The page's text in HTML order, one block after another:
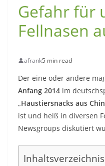
Gefahr für
Fellnasen
afrank5 min read
Der eine oder andere
Anfang 2014 im
„Haustiersnacks aus
ist und heiß in diversen
Newsgroups diskutiert
Inhaltsverzeichnis